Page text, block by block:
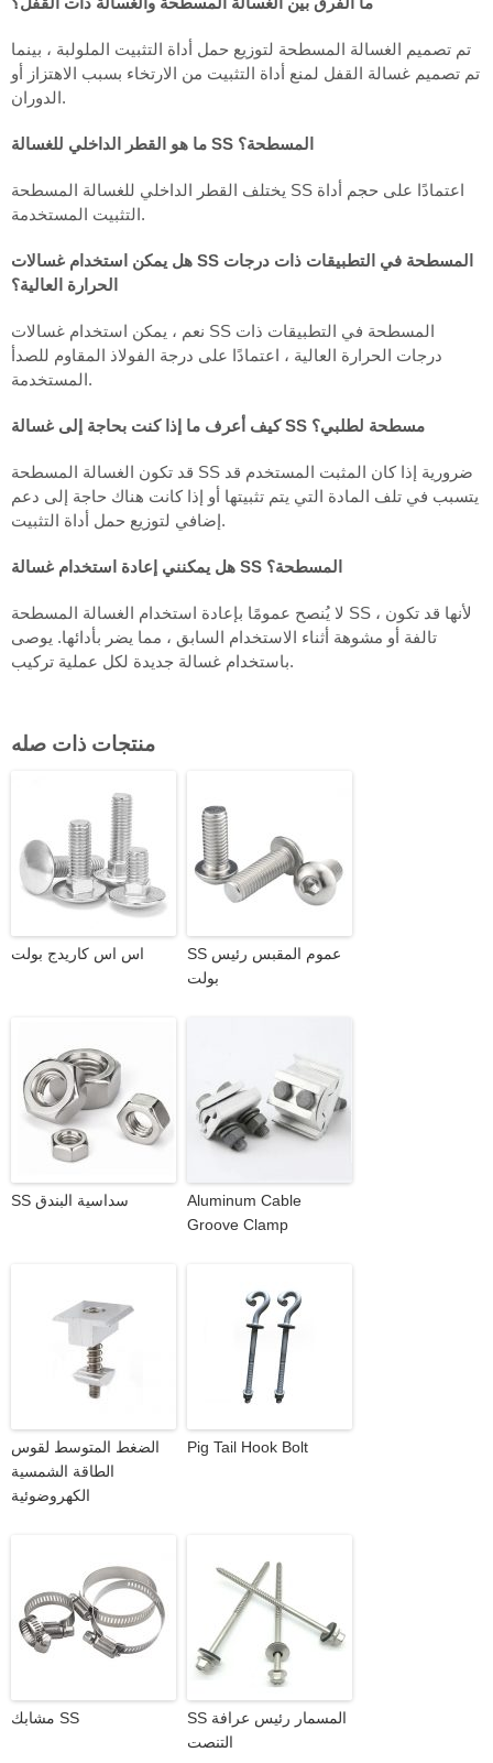
تم تصميم الغسالة المسطحة لتوزيع حمل أداة التثبيت الملولبة ، بينما
تم تصميم غسالة القفل لمنع أداة التثبيت من الارتخاء بسبب الاهتزاز أو
الدوران.
ما هو القطر الداخلي للغسالة SS المسطحة؟
يختلف القطر الداخلي للغسالة المسطحة SS اعتمادًا على حجم أداة
التثبيت المستخدمة.
هل يمكن استخدام غسالات SS المسطحة في التطبيقات ذات درجات
الحرارة العالية؟
نعم ، يمكن استخدام غسالات SS المسطحة في التطبيقات ذات
درجات الحرارة العالية ، اعتمادًا على درجة الفولاذ المقاوم للصدأ
المستخدمة.
كيف أعرف ما إذا كنت بحاجة إلى غسالة SS مسطحة لطلبي؟
قد تكون الغسالة المسطحة SS ضرورية إذا كان المثبت المستخدم قد
يتسبب في تلف المادة التي يتم تثبيتها أو إذا كانت هناك حاجة إلى دعم
إضافي لتوزيع حمل أداة التثبيت.
هل يمكنني إعادة استخدام غسالة SS المسطحة؟
لا يُنصح عمومًا بإعادة استخدام الغسالة المسطحة SS ، لأنها قد تكون
تالفة أو مشوهة أثناء الاستخدام السابق ، مما يضر بأدائها. يوصى
باستخدام غسالة جديدة لكل عملية تركيب.
منتجات ذات صله
اس اس كاريدج بولت
SS عموم المقبس رئيس
بولت
SS سداسية البندق
Aluminum Cable
Groove Clamp
الضغط المتوسط لقوس
الطاقة الشمسية
الكهروضوئية
Pig Tail Hook Bolt
مشابك SS
SS المسمار رئيس عرافة
التنصت